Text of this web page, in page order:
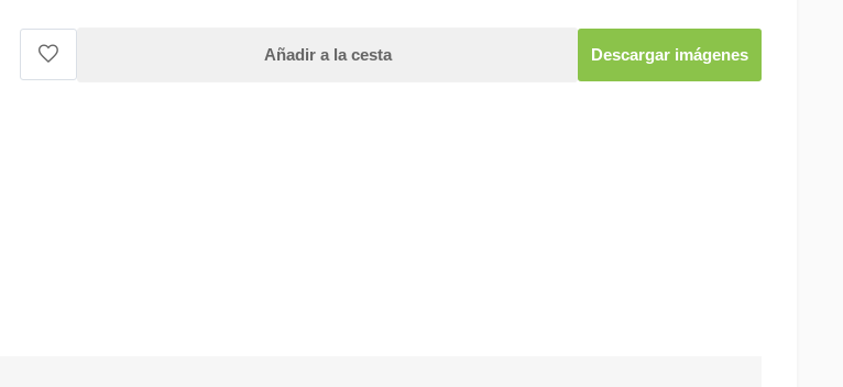
Añadir a la cesta Descargar imágenes